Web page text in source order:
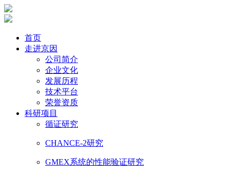
首页
走进京因
公司简介
企业文化
发展历程
技术平台
荣誉资质
科研项目
循证研究
CHANCE-2研究
GMEX系统的性能验证研究